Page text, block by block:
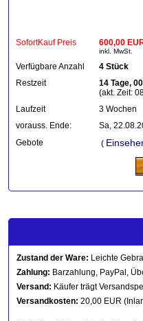
SofortKauf Preis 600,00
inkl. MwSt.
Verfügbare Anzahl
4 Stück
Restzeit
14 Tage,
(akt. Zeit:
Laufzeit
3 Wochen
vorauss. Ende:
Sa,
Gebote
(
Zustand der Ware: Leichte
Zahlung: Barzahlung, PayPal,
Versand: Käufer trägt
Versandkosten: 20,00 EUR